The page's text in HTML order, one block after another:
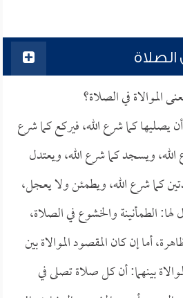
الموالاة في الصلاة؟
يصليها كما شرع الله، فيركع كما شرع
ويسجد كما شرع الله، ويعتدل
كما شرع الله، ويطمئن ولا يعجل،
لها: الطمأنينة والخشوع في الصلاة،
أما إن كان المقصود الموالاة بين
بينهما: أن كل صلاة تصلى في